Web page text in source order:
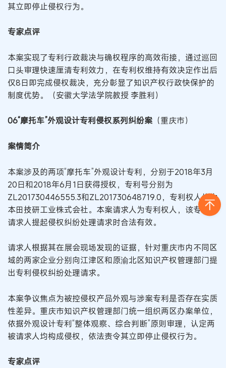
其立即停止侵权行为。
专家点评
本案实现了专利行政裁决与确权程序的高效衔接，通过巡回
口头审理快速厘清专利效力，在专利权维持有效决定作出后
仅8日即完成侵权裁决，充分彰显了知识产权行政快保护的
制度优势。（安徽大学法学院教授 李胜利）
06“摩托车”外观设计专利侵权系列纠纷案 （重庆市）
案情简介
本案涉及的两项“摩托车”外观设计专利，分别于2018年3月
20日和2018年6月1日获得授权，专利号分别为
ZL201730446555.3和ZL201730648719.0，专利权人均为
本田技研工业株式会社。本案请求人为专利权人，该专利在
请求人提起侵权纠纷处理请求时合法有效。
请求人根据其在展会现场发现的证据，针对重庆市内不同区
域的两家企业分别向江津区和原渝北区知识产权管理部门提
出专利侵权纠纷处理请求。
本案争议焦点为被控侵权产品外观与涉案专利是否存在实质
性差异。重庆市知识产权管理部门统一组织两区办案单位，
依据外观设计专利“整体观察、综合判断”原则审理，认定两
被请求人均构成侵权，依法责令其立即停止侵权行为。
专家点评